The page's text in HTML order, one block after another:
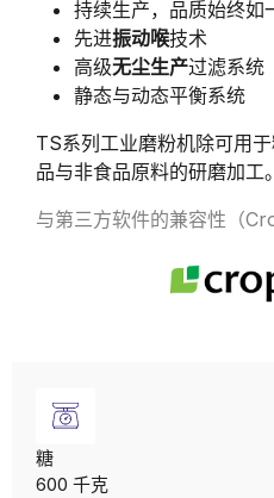
持续生产，品质始终如
先进振动喉技术
高级无尘生产过滤系统
静态与动态平衡系统
TS系列工业磨粉机除可用
品与非食品原料的研磨加工。
与第三方软件的兼容性（
糖
600 千克